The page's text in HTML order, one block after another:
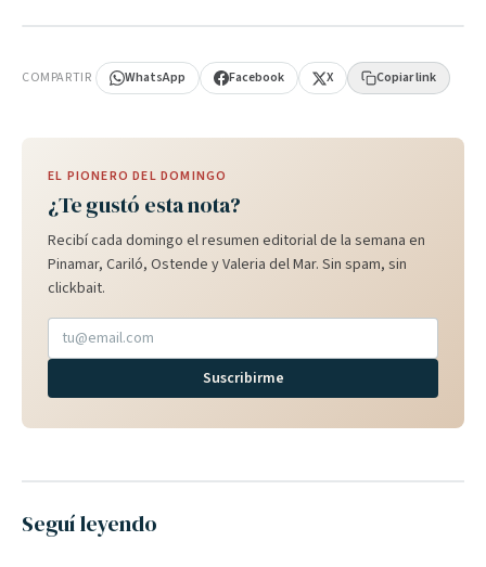
COMPARTIR WhatsApp Facebook X Copiar link
EL PIONERO DEL DOMINGO
¿Te gustó esta nota?
Recibí cada domingo el resumen editorial de la semana en
Pinamar, Cariló, Ostende y Valeria del Mar. Sin spam, sin
clickbait.
Suscribirme
Seguí leyendo